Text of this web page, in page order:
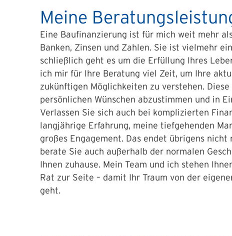
Meine
Eine Baufinanzierung ist für mich weit mehr
Banken, Zinsen und Zahlen. Sie ist vielmehr
schließlich geht es um die Erfüllung Ihres
ich mir für Ihre Beratung viel Zeit, um Ihre
zukünftigen Möglichkeiten zu verstehen.
persönlichen Wünschen abzustimmen und in
Verlassen Sie sich auch bei komplizierten
langjährige Erfahrung, meine tiefgehenden
großes Engagement. Das endet übrigens nicht
berate Sie auch außerhalb der normalen
Ihnen zuhause. Mein Team und ich stehen
Rat zur Seite – damit Ihr Traum von der
geht.